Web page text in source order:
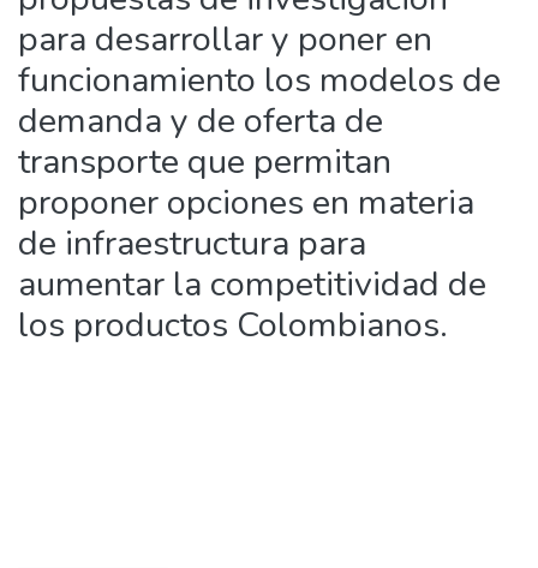
para desarrollar y poner en
funcionamiento los modelos de
demanda y de oferta de
transporte que permitan
proponer opciones en materia
de infraestructura para
aumentar la competitividad de
los productos Colombianos.